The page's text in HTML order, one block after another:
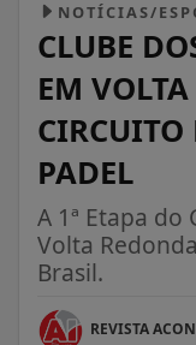
NOTÍCIAS/
CLUBE
EM
CIRCUITO
PADEL
A 1ª Etapa
Volta
Brasil.
REVISTA